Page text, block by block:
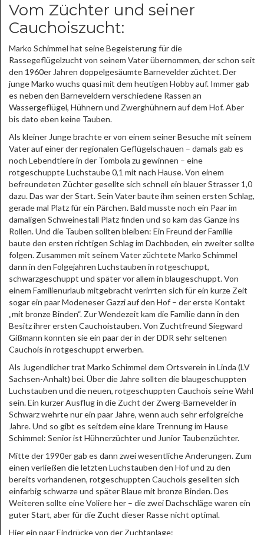
Vom Züchter und seiner
Cauchoiszucht:
Marko Schimmel hat seine Begeisterung für die
Rassegeflügelzucht von seinem Vater übernommen, der schon seit
den 1960er Jahren doppelgesäumte Barnevelder züchtet. Der
junge Marko wuchs quasi mit dem heutigen Hobby auf. Immer gab
es neben den Barneveldern verschiedene Rassen an
Wassergeflügel, Hühnern und Zwerghühnern auf dem Hof. Aber
bis dato eben keine Tauben.
Als kleiner Junge brachte er von einem seiner Besuche mit seinem
Vater auf einer der regionalen Geflügelschauen – damals gab es
noch Lebendtiere in der Tombola zu gewinnen – eine
rotgeschuppte Luchstaube 0,1 mit nach Hause. Von einem
befreundeten Züchter gesellte sich schnell ein blauer Strasser 1,0
dazu. Das war der Start. Sein Vater baute ihm seinen ersten Schlag,
gerade mal Platz für ein Pärchen. Bald musste noch ein Paar im
damaligen Schweinestall Platz finden und so kam das Ganze ins
Rollen. Und die Tauben sollten bleiben: Ein Freund der Familie
baute den ersten richtigen Schlag im Dachboden, ein zweiter sollte
folgen. Zusammen mit seinem Vater züchtete Marko Schimmel
dann in den Folgejahren Luchstauben in rotgeschuppt,
schwarzgeschuppt und später vor allem in blaugeschuppt. Von
einem Familienurlaub mitgebracht verirrten sich für ein kurze Zeit
sogar ein paar Modeneser Gazzi auf den Hof – der erste Kontakt
„mit bronze Binden“. Zur Wendezeit kam die Familie dann in den
Besitz ihrer ersten Cauchoistauben. Von Zuchtfreund Siegward
Gißmann konnten sie ein paar der in der DDR sehr seltenen
Cauchois in rotgeschuppt erwerben.
Als Jugendlicher trat Marko Schimmel dem Ortsverein in Linda (LV
Sachsen-Anhalt) bei. Über die Jahre sollten die blaugeschuppten
Luchstauben und die neuen, rotgeschuppten Cauchois seine Wahl
sein. Ein kurzer Ausflug in die Zucht der Zwerg-Barnevelder in
Schwarz wehrte nur ein paar Jahre, wenn auch sehr erfolgreiche
Jahre. Und so gibt es seitdem eine klare Trennung im Hause
Schimmel: Senior ist Hühnerzüchter und Junior Taubenzüchter.
Mitte der 1990er gab es dann zwei wesentliche Änderungen. Zum
einen verließen die letzten Luchstauben den Hof und zu den
bereits vorhandenen, rotgeschuppten Cauchois gesellten sich
einfarbig schwarze und später Blaue mit bronze Binden. Des
Weiteren sollte eine Voliere her – die zwei Dachschläge waren ein
guter Start, aber für die Zucht dieser Rasse nicht optimal.
Hier ein paar Eindrücke von der Zuchtanlage: